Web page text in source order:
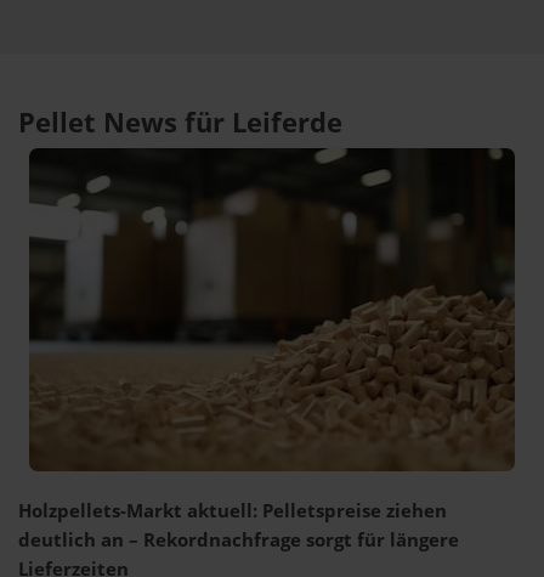
Pellet News für Leiferde
Holzpellets-Markt aktuell: Pelletspreise ziehen
deutlich an – Rekordnachfrage sorgt für längere
Lieferzeiten